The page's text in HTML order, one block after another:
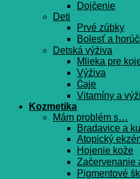
Dojčenie
Deti
Prvé zúbky
Bolesť a
Detská výživa
Mlieka pre
Výživa
Čaje
Vitamíny a
Kozmetika
Mám problém s…
Bradavice a
Atopický
Hojenie kože
Začervenanie
Pigmentové